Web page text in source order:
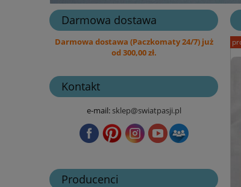
Darmowa dostawa
Darmowa dostawa (Paczkomaty 24/7) już
od 300,00 zł.
Kontakt
e-mail:sklep@swiatpasji.pl
Producenci